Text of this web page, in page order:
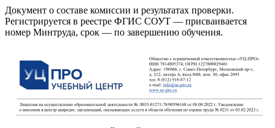
Документ о составе комиссии и результатах проверки.
Регистрируется в реестре ФГИС СОУТ — присваивается
номер Минтруда, срок — по завершению обучения.